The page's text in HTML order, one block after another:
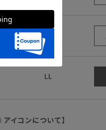
ブルー
LL
アイコンについて】